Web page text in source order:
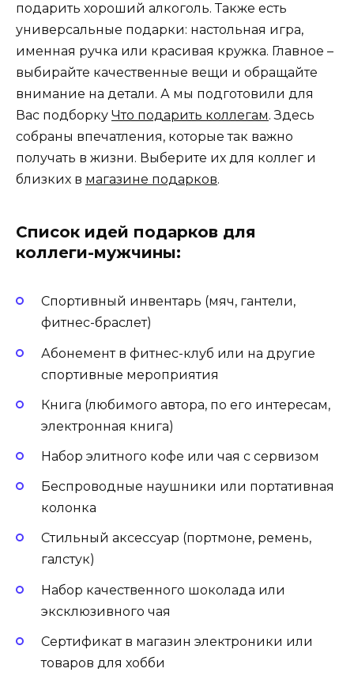
подарить хороший алкоголь. Также есть
универсальные подарки: настольная игра,
именная ручка или красивая кружка. Главное –
выбирайте качественные вещи и обращайте
внимание на детали. А мы подготовили для
Вас подборку Что подарить коллегам. Здесь
собраны впечатления, которые так важно
получать в жизни. Выберите их для коллег и
близких в магазине подарков.
Список идей подарков для
коллеги-мужчины:
Спортивный инвентарь (мяч, гантели,
фитнес-браслет)
Абонемент в фитнес-клуб или на другие
спортивные мероприятия
Книга (любимого автора, по его интересам,
электронная книга)
Набор элитного кофе или чая с сервизом
Беспроводные наушники или портативная
колонка
Стильный аксессуар (портмоне, ремень,
галстук)
Набор качественного шоколада или
эксклюзивного чая
Сертификат в магазин электроники или
товаров для хобби